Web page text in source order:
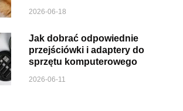
2026-06-18
Jak dobrać odpowiednie
przejściówki i adaptery do
sprzętu komputerowego
2026-06-11